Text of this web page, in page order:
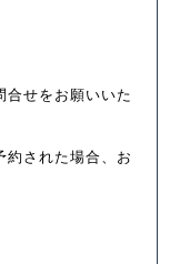
せをお願いいた
約された場合、お